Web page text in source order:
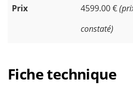
Prix 4599.00 €
constaté)
Fiche technique